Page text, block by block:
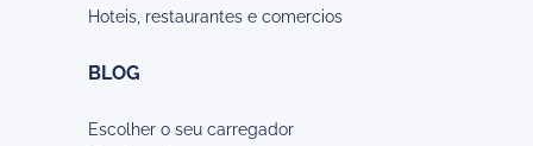
Hoteis, restaurantes e comercios
BLOG
Escolher o seu carregador